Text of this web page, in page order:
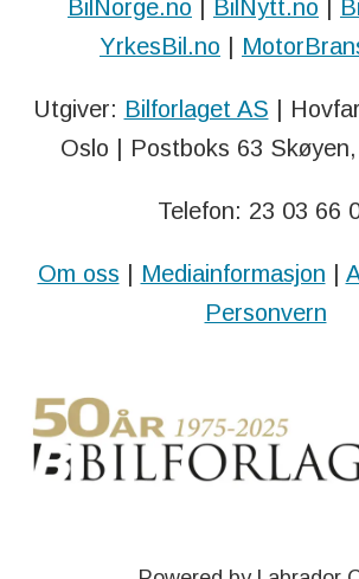
BilNorge.no BilNytt.no
YrkesBil.no
Utgiver: Bilforlaget AS |
Oslo | Postboks 63
Telefon: 23 03 66
Om oss Mediainformasjon
Personvern